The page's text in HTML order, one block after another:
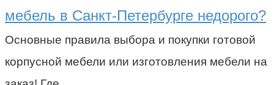
мебель в Санкт-Петербурге недорого?
Основные правила выбора и покупки готовой
корпусной мебели или изготовления мебели на